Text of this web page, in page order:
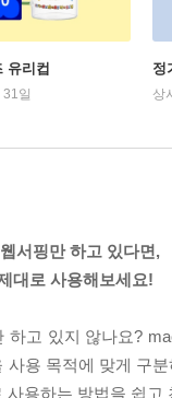
유리컵
일
정
상
서핑만 하고 있다면,
대로 사용해보세요!
하고 있지 않나요?
사용 목적에 맞게 구
사용하는 방법을 쉽고